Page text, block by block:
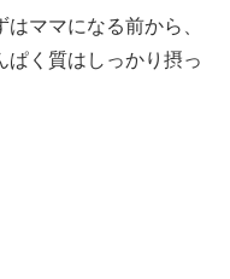
ママになる前から、
ぱく質はしっかり摂っ